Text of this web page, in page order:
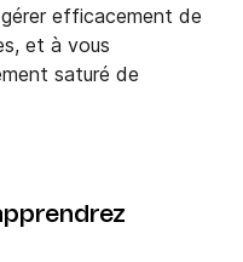
efficacement de
et à vous
saturé de